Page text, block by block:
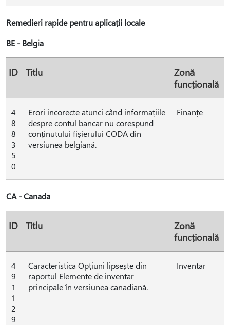
Remedieri rapide pentru aplicații locale
BE - Belgia
ID Titlu
Zonă
funcțională
4
8
8
3
5
0
Erori incorecte atunci când informațiile
despre contul bancar nu corespund
conținutului fișierului CODA din
versiunea belgiană.
Finanțe
CA - Canada
ID Titlu
Zonă
funcțională
4
9
1
1
2
9
Caracteristica Opțiuni lipsește din
raportul Elemente de inventar
principale în versiunea canadiană.
Inventar